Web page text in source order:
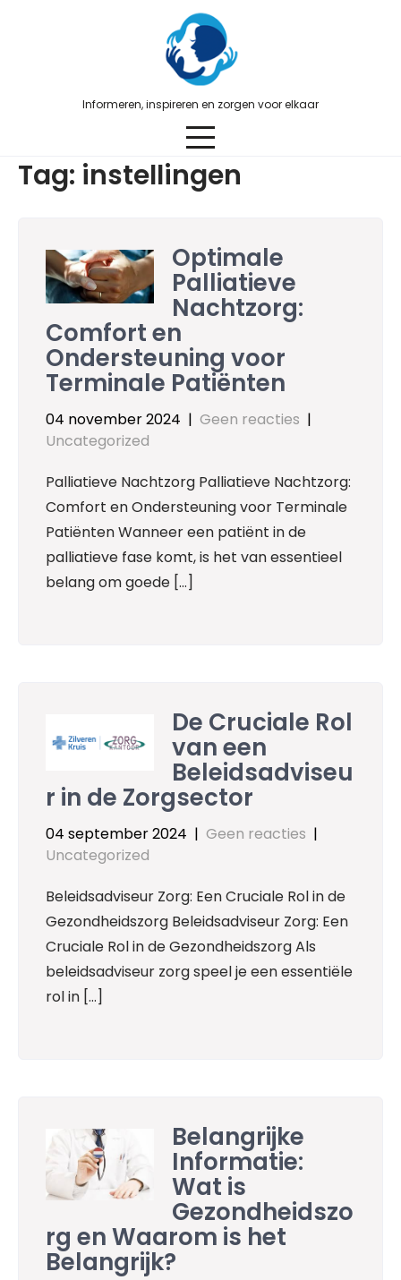
Informeren, inspireren en zorgen voor elkaar
Tag: instellingen
Optimale
Palliatieve
Nachtzorg:
Comfort en
Ondersteuning voor
Terminale Patiënten
04 november 2024 | Geen reacties |
Uncategorized
Palliatieve Nachtzorg Palliatieve Nachtzorg:
Comfort en Ondersteuning voor Terminale
Patiënten Wanneer een patiënt in de
palliatieve fase komt, is het van essentieel
belang om goede […]
De Cruciale Rol
van een
Beleidsadviseu
r in de Zorgsector
04 september 2024 | Geen reacties |
Uncategorized
Beleidsadviseur Zorg: Een Cruciale Rol in de
Gezondheidszorg Beleidsadviseur Zorg: Een
Cruciale Rol in de Gezondheidszorg Als
beleidsadviseur zorg speel je een essentiële
rol in […]
Belangrijke
Informatie:
Wat is
Gezondheidszo
rg en Waarom is het
Belangrijk?